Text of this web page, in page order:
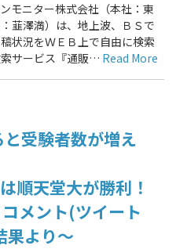
モニター株式会社（本社：東
韮澤満）は、地上波、ＢＳで
状況をＷＥＢ上で自由に検索
サービス『通販… Read More
と受験者数が増え
順天堂大が勝利！
メント(ツイート
果より～